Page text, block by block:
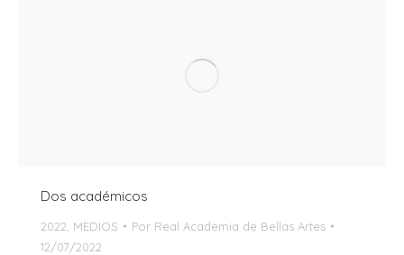
Dos académicos
2022 MEDIOS Por Real Academia de Bellas Artes
12/07/2022